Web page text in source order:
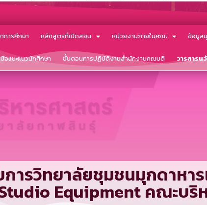
การศึกษา หลักสูตรที่เปิดสอน หน่วยงานภายในคณะ ข้อมูล
อแนะแนวนักศึกษา ขั้นตอนการปฏิบัติงานสำนักงานคณบดี วารสารน
ารวิทยาลัยชุมชนมุกดาหา
Equipment คณะบริ